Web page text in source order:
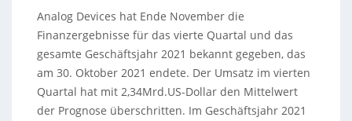
Analog Devices hat Ende November die
Finanzergebnisse für das vierte Quartal und das
gesamte Geschäftsjahr 2021 bekannt gegeben, das
am 30. Oktober 2021 endete. Der Umsatz im vierten
Quartal hat mit 2,34Mrd.US-Dollar den Mittelwert
der Prognose überschritten. Im Geschäftsjahr 2021